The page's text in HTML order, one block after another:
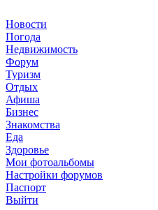
Новости
Погода
Недвижимость
Форум
Туризм
Отдых
Афиша
Бизнес
Знакомства
Еда
Здоровье
Мои фотоальбомы
Настройки форумов
Паспорт
Выйти